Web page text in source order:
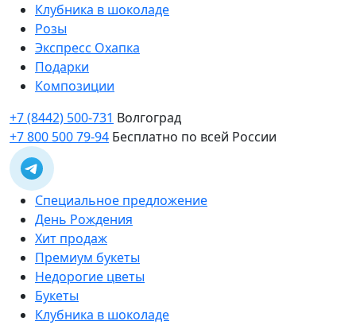
Клубника в шоколаде
Розы
Экспресс Охапка
Подарки
Композиции
+7 (8442) 500-731 Волгоград
+7 800 500 79-94 Бесплатно по всей России
Специальное предложение
День Рождения
Хит продаж
Премиум букеты
Недорогие цветы
Букеты
Клубника в шоколаде